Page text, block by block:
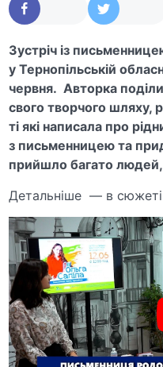
Зустріч із
у Тернопільській
червня. Авторка
свого творчого шляху,
ті які написала про
з письменницею та
прийшло багато
Детальніше — в